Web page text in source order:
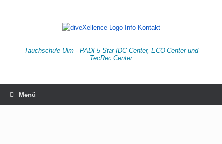
Tauchschule Ulm - PADI 5-Star-IDC Center, ECO Center und
TecRec Center
Menü